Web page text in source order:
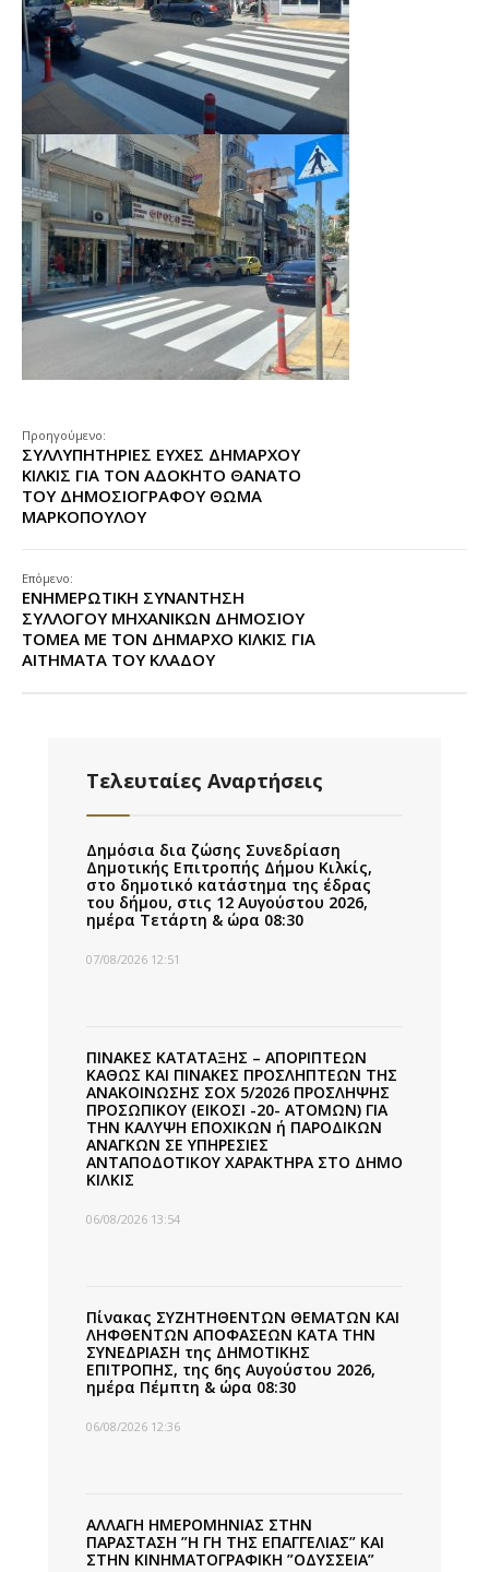
Προηγούμενο:
ΣΥΛΛΥΠΗΤΗΡΙΕΣ ΕΥΧΕΣ ΔΗΜΑΡΧΟΥ
ΚΙΛΚΙΣ ΓΙΑ ΤΟΝ ΑΔΟΚΗΤΟ ΘΑΝΑΤΟ
ΤΟΥ ΔΗΜΟΣΙΟΓΡΑΦΟΥ ΘΩΜΑ
ΜΑΡΚΟΠΟΥΛΟΥ
Επόμενο:
ΕΝΗΜΕΡΩΤΙΚΗ ΣΥΝΑΝΤΗΣΗ
ΣΥΛΛΟΓΟΥ ΜΗΧΑΝΙΚΩΝ ΔΗΜΟΣΙΟΥ
ΤΟΜΕΑ ΜΕ ΤΟΝ ΔΗΜΑΡΧΟ ΚΙΛΚΙΣ ΓΙΑ
ΑΙΤΗΜΑΤΑ ΤΟΥ ΚΛΑΔΟΥ
Τελευταίες Αναρτήσεις
Δημόσια δια ζώσης Συνεδρίαση
Δημοτικής Επιτροπής Δήμου Κιλκίς,
στο δημοτικό κατάστημα της έδρας
του δήμου, στις 12 Αυγούστου 2026,
ημέρα Τετάρτη & ώρα 08:30
07/08/2026 12:51
ΠΙΝΑΚΕΣ ΚΑΤΑΤΑΞΗΣ – ΑΠΟΡΙΠΤΕΩΝ
ΚΑΘΩΣ ΚΑΙ ΠΙΝΑΚΕΣ ΠΡΟΣΛΗΠΤΕΩΝ ΤΗΣ
ΑΝΑΚΟΙΝΩΣΗΣ ΣΟΧ 5/2026 ΠΡΟΣΛΗΨΗΣ
ΠΡΟΣΩΠΙΚΟΥ (ΕΙΚΟΣΙ -20- ΑΤΟΜΩΝ) ΓΙΑ
ΤΗΝ ΚΑΛΥΨΗ ΕΠΟΧΙΚΩΝ ή ΠΑΡΟΔΙΚΩΝ
ΑΝΑΓΚΩΝ ΣΕ ΥΠΗΡΕΣΙΕΣ
ΑΝΤΑΠΟΔΟΤΙΚΟΥ ΧΑΡΑΚΤΗΡΑ ΣΤΟ ΔΗΜΟ
ΚΙΛΚΙΣ
06/08/2026 13:54
Πίνακας ΣΥΖΗΤΗΘΕΝΤΩΝ ΘΕΜΑΤΩΝ ΚΑΙ
ΛΗΦΘΕΝΤΩΝ ΑΠΟΦΑΣΕΩΝ ΚΑΤΑ ΤΗΝ
ΣΥΝΕΔΡΙΑΣΗ της ΔΗΜΟΤΙΚΗΣ
ΕΠΙΤΡΟΠΗΣ, της 6ης Αυγούστου 2026,
ημέρα Πέμπτη & ώρα 08:30
06/08/2026 12:36
ΑΛΛΑΓΗ ΗΜΕΡΟΜΗΝΙΑΣ ΣΤΗΝ
ΠΑΡΑΣΤΑΣΗ ”Η ΓΗ ΤΗΣ ΕΠΑΓΓΕΛΙΑΣ” ΚΑΙ
ΣΤΗΝ ΚΙΝΗΜΑΤΟΓΡΑΦΙΚΗ ”ΟΔΥΣΣΕΙΑ”